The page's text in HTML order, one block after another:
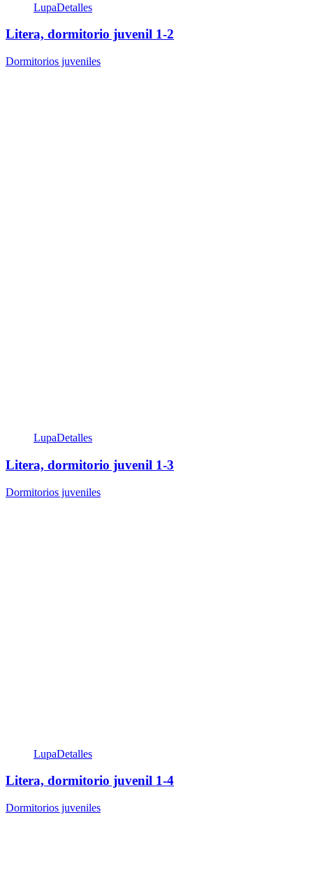
LupaDetalles
Litera, dormitorio juvenil 1-2
Dormitorios juveniles
LupaDetalles
Litera, dormitorio juvenil 1-3
Dormitorios juveniles
LupaDetalles
Litera, dormitorio juvenil 1-4
Dormitorios juveniles